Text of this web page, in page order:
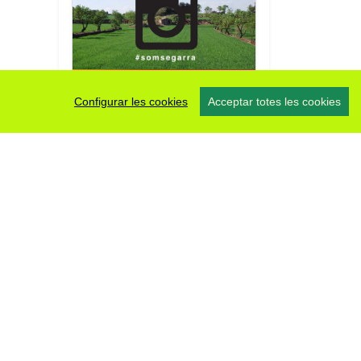
Configurar les cookies Acceptar totes les cookies